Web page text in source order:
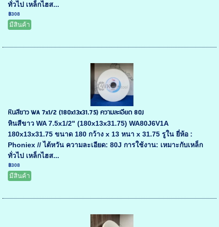
ทั่วไป เหล็กไฮส...
฿308
มีสินค้า
หินสีขาว WA 7x1/2 (180x13x31.75) ความละเอียด 80J
หินสีขาว WA 7.5x1/2" (180x13x31.75) WA80J6V1A
180x13x31.75 ขนาด 180 กว้าง x 13 หนา x 31.75 รูใน ยี่ห้อ :
Phoniex // ไต้หวัน ความละเอียด: 80J การใช้งาน: เหมาะกับเหล็ก
ทั่วไป เหล็กไฮส...
฿308
มีสินค้า